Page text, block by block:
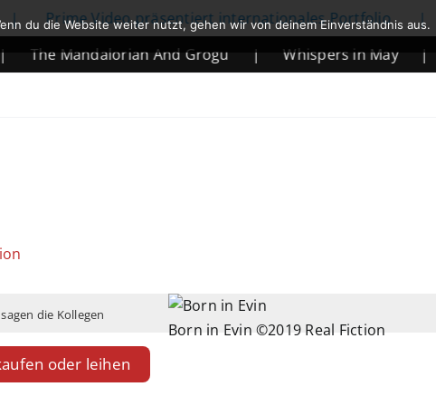
Video präsentiert internationales Portfolio | Netflix
And Grogu | Whispers in May |
Mortal
Born in Evin ©2019 Real Fiction
die Kollegen
oder leihen
du die Website weiter nutzt, gehen wir von deinem Einverständnis aus.